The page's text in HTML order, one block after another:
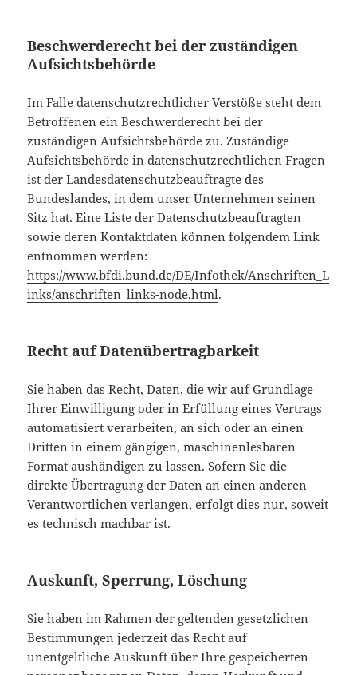
Beschwerderecht bei der zuständigen
Aufsichtsbehörde
Im Falle datenschutzrechtlicher Verstöße steht dem
Betroffenen ein Beschwerderecht bei der
zuständigen Aufsichtsbehörde zu. Zuständige
Aufsichtsbehörde in datenschutzrechtlichen Fragen
ist der Landesdatenschutzbeauftragte des
Bundeslandes, in dem unser Unternehmen seinen
Sitz hat. Eine Liste der Datenschutzbeauftragten
sowie deren Kontaktdaten können folgendem Link
entnommen werden:
https://www.bfdi.bund.de/DE/Infothek/Anschriften_L
inks/anschriften_links-node.html.
Recht auf Datenübertragbarkeit
Sie haben das Recht, Daten, die wir auf Grundlage
Ihrer Einwilligung oder in Erfüllung eines Vertrags
automatisiert verarbeiten, an sich oder an einen
Dritten in einem gängigen, maschinenlesbaren
Format aushändigen zu lassen. Sofern Sie die
direkte Übertragung der Daten an einen anderen
Verantwortlichen verlangen, erfolgt dies nur, soweit
es technisch machbar ist.
Auskunft, Sperrung, Löschung
Sie haben im Rahmen der geltenden gesetzlichen
Bestimmungen jederzeit das Recht auf
unentgeltliche Auskunft über Ihre gespeicherten